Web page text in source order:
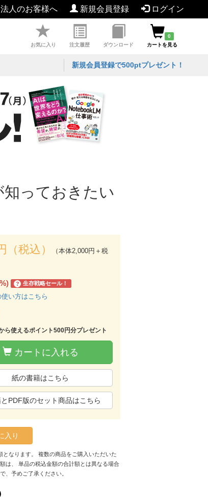
法人のお客様へ 新規会員登録 ログイン
お気に入り 注文履歴 ダウンロード
0
カートを見る
新規会員登録で500ptプレゼント！
っておきたい
（税込）
（本体2,000円＋税
? 生存戦略セール！
い方はこちら
ら使えるポイント500円分プレゼント
カートに入れる
紙の書籍はこちら
PDF版のセット商品はこちら
入り
なります。 複数の商品をご購入いただいた
は、 単品の税込金額の合計額とは異なる場合
、予めご了承ください。